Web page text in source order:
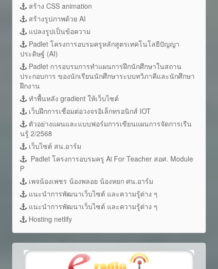
สร้าง CSS animation
สร้างรูปภาพด้วย AI
แปลงรูปเป็นข้อความ
Padlet โครงการอบรมครูหลักสูตรเทคโนโลยีปัญญา
ประดิษฐ์ (AI)
Padlet การอบรมการทำแผนการฝึกนักศึกษาในสถาน
ประกอบการ ของนักเรียนนักศึกษาระบบทวิภาคีและนักศึกษา
ฝึกงาน
ทำพื้นหลัง gradient ให้เว็บไซต์
เว็บฝึกการเชื่อมต่อวงจรอิเล็กทรอนิกส์ IOT
ตัวอย่างแผนและแบบฟอร์มการเขียนแผนการจัดการเรีน
นรู้ 2/2568
เว็บไซต์ สน.อาร์ม
Padlet โครงการอบรมครู Ai For Teacher สอศ. Module
P
เพจน้องเพชร น้องพลอย น้องหยก ศน.อาร์ม
แนะนำการพัฒนาเว็บไซต์ และความรู้ต่าง ๆ
แนะนำการพัฒนาเว็บไซต์ และความรู้ต่าง ๆ
Hosting netlify